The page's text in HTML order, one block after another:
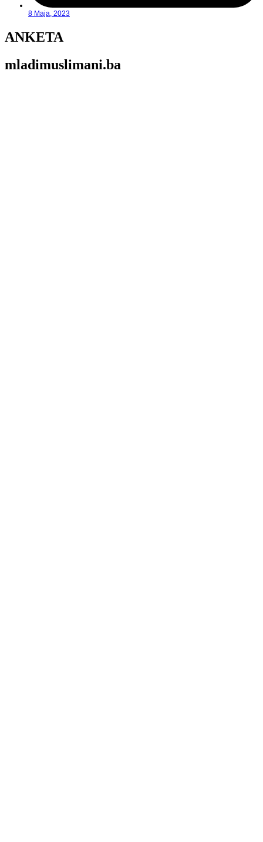
8 Maja, 2023
ANKETA
mladimuslimani.ba